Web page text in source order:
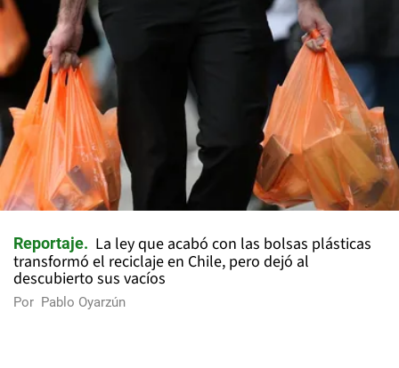
Reportaje
La ley que acabó con las bolsas plásticas
transformó el reciclaje en Chile, pero dejó al
descubierto sus vacíos
Por Pablo Oyarzún